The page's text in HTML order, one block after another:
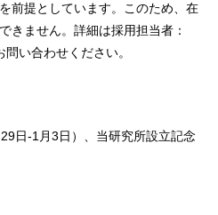
前提としています。このため、在
きません。詳細は採用担当者：
い合わせください。
日-1月3日）、当研究所設立記念